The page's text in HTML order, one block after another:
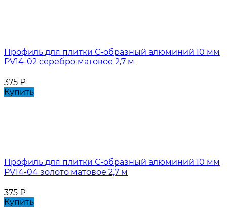
Профиль для плитки С-образный алюминий 10 мм
PV14-02 серебро матовое 2,7 м
375 ₽
Купить
Профиль для плитки С-образный алюминий 10 мм
PV14-04 золото матовое 2,7 м
375 ₽
Купить